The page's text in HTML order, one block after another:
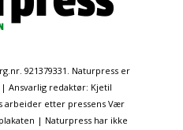
921379331. Naturpress er
Ansvarlig redaktør: Kjetil
arbeider etter pressens Vær
| Naturpress har ikke